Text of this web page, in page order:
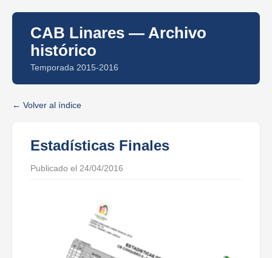
CAB Linares — Archivo
histórico
Temporada 2015-2016
Volver al índice
Estadísticas Finales
Publicado el 24/04/2016